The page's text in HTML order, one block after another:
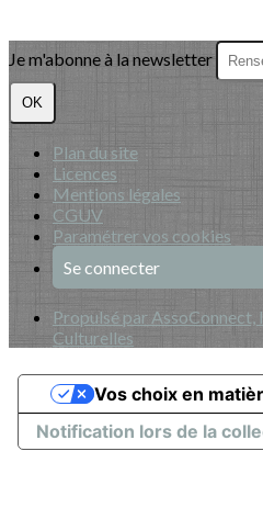
Je m'abonne à la newsletter
OK
Plan du site
Licences
Mentions légales
CGUV
Paramétrer vos cookies
Se connecter
Propulsé par
Culturelles
Notification lors de la
Vos choix en